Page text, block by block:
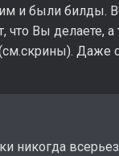
и были билды.
Вы делаете, а
Даже
никогда